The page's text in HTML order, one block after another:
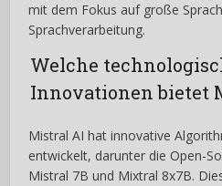
mit dem Fokus auf große
Sprachverarbeitung.
Welche
Innovationen bietet
Mistral AI hat innovative
entwickelt, darunter die Open-
Mistral 7B und Mixtral 8x7B.